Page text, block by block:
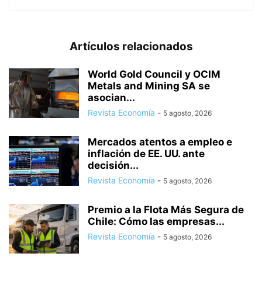
Artículos relacionados
World Gold Council y OCIM
Metals and Mining SA se
asocian...
Revista Economía - 5 agosto, 2026
Mercados atentos a empleo e
inflación de EE. UU. ante
decisión...
Revista Economía - 5 agosto, 2026
Premio a la Flota Más Segura de
Chile: Cómo las empresas...
Revista Economía - 5 agosto, 2026